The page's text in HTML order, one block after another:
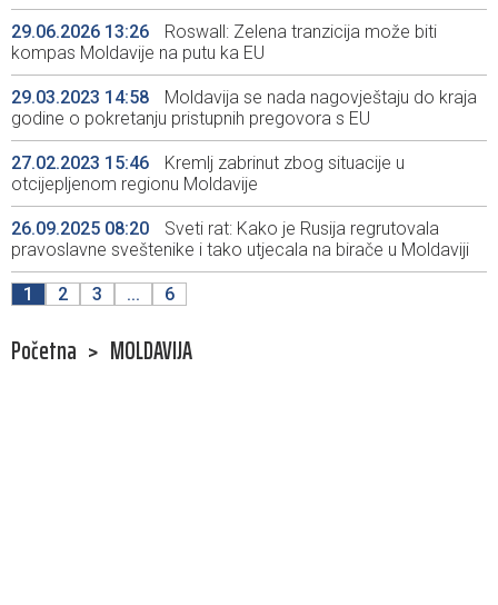
29.06.2026 13:26
Roswall: Zelena tranzicija može biti
kompas Moldavije na putu ka EU
29.03.2023 14:58
Moldavija se nada nagovještaju do kraja
godine o pokretanju pristupnih pregovora s EU
27.02.2023 15:46
Kremlj zabrinut zbog situacije u
otcijepljenom regionu Moldavije
26.09.2025 08:20
Sveti rat: Kako je Rusija regrutovala
pravoslavne sveštenike i tako utjecala na birače u Moldaviji
1 2 3 ... 6
Početna > MOLDAVIJA